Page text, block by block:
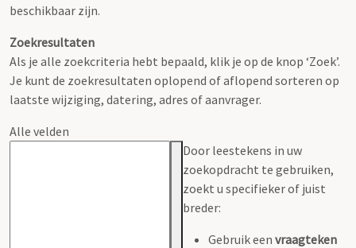
beschikbaar zijn.
Zoekresultaten
Als je alle zoekcriteria hebt bepaald, klik je op de knop ‘Zoek’.
Je kunt de zoekresultaten oplopend of aflopend sorteren op
laatste wijziging, datering, adres of aanvrager.
Alle velden
Door leestekens in uw
zoekopdracht te gebruiken,
zoekt u specifieker of juist
breder:
Gebruik een vraagteken